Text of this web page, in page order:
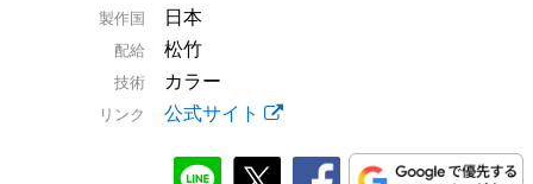
製作国 日本
配給 松竹
技術 カラー
リンク 公式サイト